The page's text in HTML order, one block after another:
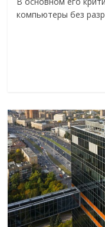
компьютеры без